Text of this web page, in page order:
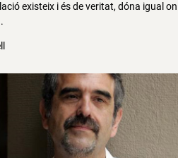
existeix i és de veritat, dóna igual